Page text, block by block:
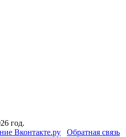
год.
Вконтакте.ру Обратная связь